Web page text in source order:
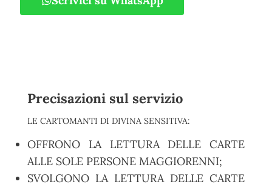
Precisazioni sul servizio
LE CARTOMANTI DI DIVINA SENSITIVA:
OFFRONO LA LETTURA DELLE CARTE
ALLE SOLE PERSONE MAGGIORENNI;
SVOLGONO LA LETTURA DELLE CARTE